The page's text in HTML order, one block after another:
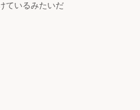
ているみたいだ